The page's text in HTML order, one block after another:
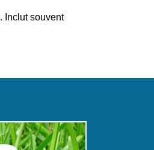
Inclut souvent